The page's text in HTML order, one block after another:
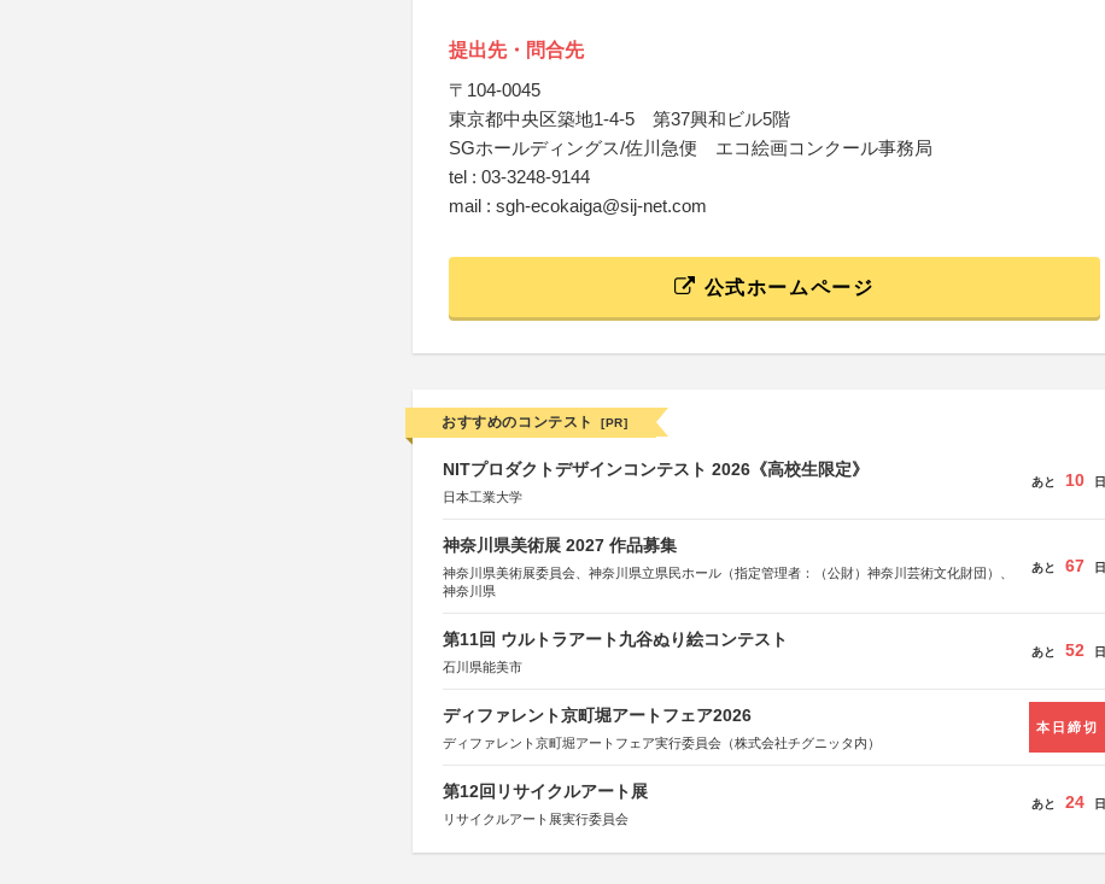
提出先・問合先
〒104-0045
東京都中央区築地1-4-5 第37興和ビル5階
SGホールディングス/佐川急便 エコ絵画コンクール事務局
tel : 03-3248-9144
mail : sgh-ecokaiga@sij-net.com
公式ホームページ
おすすめのコンテスト [PR]
NITプロダクトデザインコンテスト 2026《高校生限定》
日本工業大学
あと 10 日
神奈川県美術展 2027 作品募集
神奈川県美術展委員会、神奈川県立県民ホール（指定管理者：（公財）神奈川芸術文化財団）、
神奈川県
あと 67 日
第11回 ウルトラアート九谷ぬり絵コンテスト
石川県能美市
あと 52 日
ディファレント京町堀アートフェア2026
ディファレント京町堀アートフェア実行委員会（株式会社チグニッタ内）
本日締切
第12回リサイクルアート展
リサイクルアート展実行委員会
あと 24 日